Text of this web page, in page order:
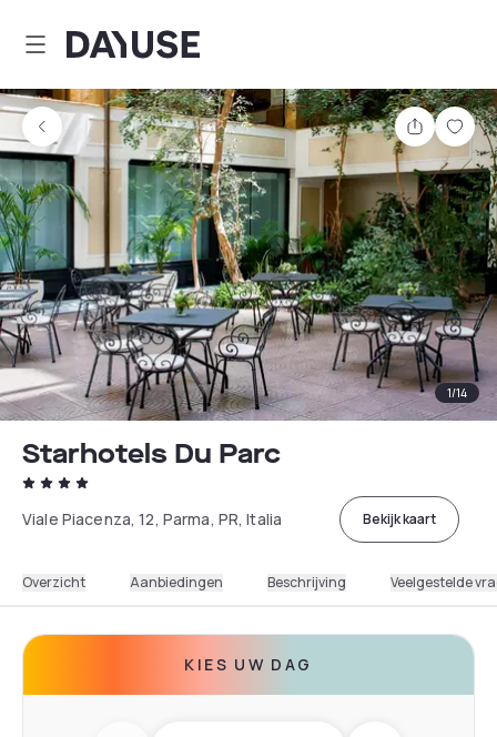
Dayuse
Delen
1/14
Starhotels Du Parc
Viale Piacenza, 12, Parma, PR, Italia Bekijk kaart
Overzicht Aanbiedingen Beschrijving Veelgestelde
KIES UW DAG